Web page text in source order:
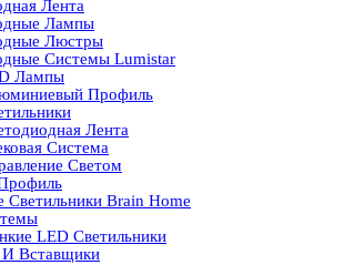
Лента
Лампы
Люстры
Системы Lumistar
Лампы
Профиль
Лента
Система
Светом
Светильники Brain Home
LED Светильники
Вставщики